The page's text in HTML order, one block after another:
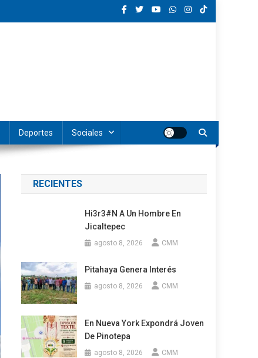
Deportes Sociales
RECIENTES
Hi3r3#n A Un Hombre En
Jicaltepec
agosto 8, 2026 CMM
Pitahaya Genera Interés
agosto 8, 2026 CMM
En Nueva York Expondrá Joven
De Pinotepa
agosto 8, 2026 CMM